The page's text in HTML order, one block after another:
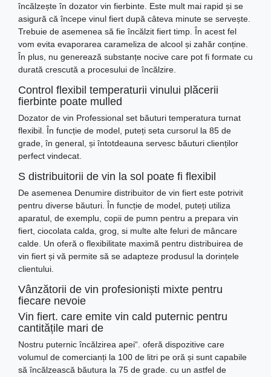
încălzește în dozator vin fierbinte. Este mult mai rapid și se
asigură că începe vinul fiert după câteva minute se servește.
Trebuie de asemenea să fie încălzit fiert timp. În acest fel
vom evita evaporarea carameliza de alcool și zahăr conține.
În plus, nu generează substanțe nocive care pot fi formate cu
durată crescută a procesului de încălzire.
Control flexibil temperaturii vinului plăcerii
fierbinte poate mulled
Dozator de vin Professional set băuturi temperatura turnat
flexibil. În funcție de model, puteți seta cursorul la 85 de
grade, în general, și întotdeauna servesc băuturi clienților
perfect vindecat.
S distribuitorii de vin la sol poate fi flexibil
De asemenea Denumire distribuitor de vin fiert este potrivit
pentru diverse băuturi. În funcție de model, puteți utiliza
aparatul, de exemplu, copii de pumn pentru a prepara vin
fiert, ciocolata calda, grog, si multe alte feluri de mâncare
calde. Un oferă o flexibilitate maximă pentru distribuirea de
vin fiert și vă permite să se adapteze produsul la dorințele
clientului.
Vânzătorii de vin profesioniști mixte pentru
fiecare nevoie
Vin fiert. care emite vin cald puternic pentru
cantitățile mari de
Nostru puternic încălzirea apei“. oferă dispozitive care
volumul de comercianți la 100 de litri pe oră și sunt capabile
să încălzească băutura la 75 de grade. cu un astfel de